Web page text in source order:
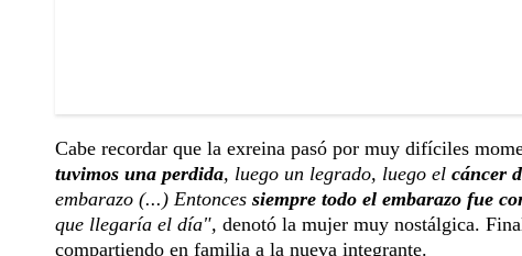
Cabe recordar que la exreina pasó por muy difíciles
tuvimos una perdida, luego un legrado, luego el cáncer
embarazo (...) Entonces siempre todo el embarazo fue
que llegaría el día", denotó la mujer muy nostálgica.
compartiendo en familia a la nueva integrante.